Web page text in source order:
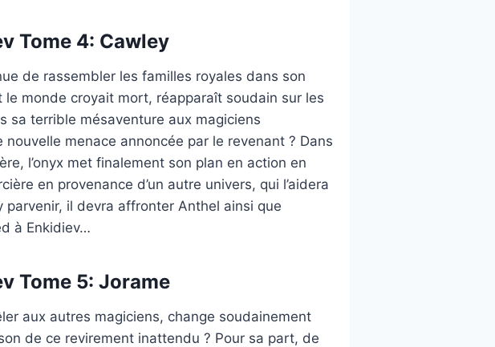
Tome 4: Cawley
de rassembler les familles royales dans son
monde croyait mort, réapparaît soudain sur les
sa terrible mésaventure aux magiciens
menace annoncée par le revenant ? Dans
l’onyx met finalement son plan en action en
en provenance d’un autre univers, qui l’aidera
parvenir, il devra affronter Anthel ainsi que
à Enkidiev…
Tome 5: Jorame
aux autres magiciens, change soudainement
de ce revirement inattendu ? Pour sa part, de